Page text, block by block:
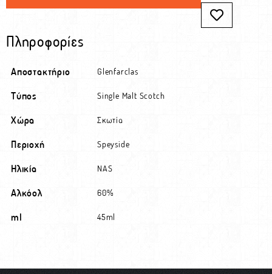
Πληροφορίες
Αποστακτήριο Glenfarclas
Τύπος Single Malt Scotch
Χώρα Σκωτία
Περιοχή Speyside
Ηλικία NAS
Αλκόολ 60%
ml 45ml